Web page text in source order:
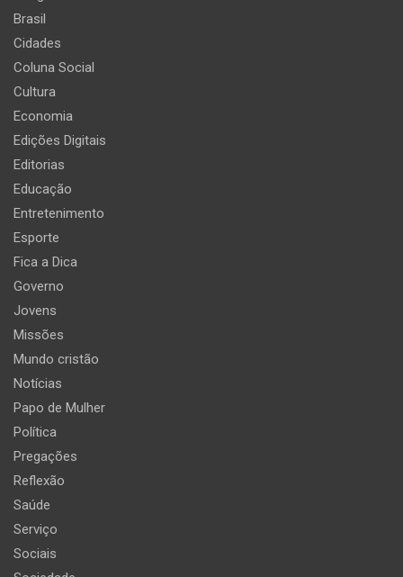
Brasil
Cidades
Coluna Social
Cultura
Economia
Edições Digitais
Editorias
Educação
Entretenimento
Esporte
Fica a Dica
Governo
Jovens
Missões
Mundo cristão
Notícias
Papo de Mulher
Política
Pregações
Reflexão
Saúde
Serviço
Sociais